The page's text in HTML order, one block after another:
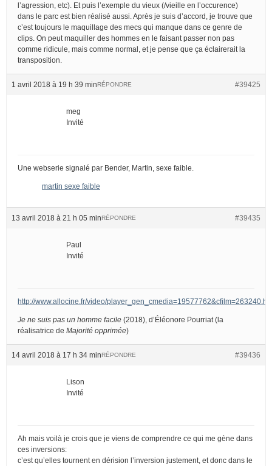
l’agression, etc). Et puis l’exemple du vieux (/vieille en l’occurence)
dans le parc est bien réalisé aussi. Après je suis d’accord, je trouve que
c’est toujours le maquillage des mecs qui manque dans ce genre de
clips. On peut maquiller des hommes en le faisant passer non pas
comme ridicule, mais comme normal, et je pense que ça éclairerait la
transposition.
1 avril 2018 à 19 h 39 min #39425
RÉPONDRE
meg
Invité
Une webserie signalé par Bender, Martin, sexe faible.
martin sexe faible
13 avril 2018 à 21 h 05 min #39435
RÉPONDRE
Paul
Invité
http://www.allocine.fr/video/
Je ne suis pas un homme facile (2018), d’Éléonore Pourriat (la
réalisatrice de Majorité opprimée)
14 avril 2018 à 17 h 34 min #39436
RÉPONDRE
Lison
Invité
Ah mais voilà je crois que je viens de comprendre ce qui me gène dans
ces inversions:
c’est qu’elles tournent en dérision l’inversion justement, et donc dans le